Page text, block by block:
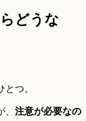
どうな
つ。
注意が必要なの